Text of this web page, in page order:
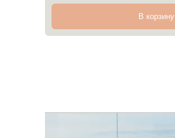
В корзину